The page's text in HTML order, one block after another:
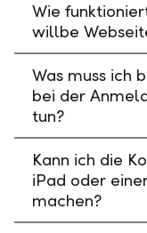
Wie
willbe
Was muss ich
bei der
tun?
Kann ich die
iPad oder
machen?